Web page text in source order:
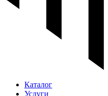
Каталог
Услуги